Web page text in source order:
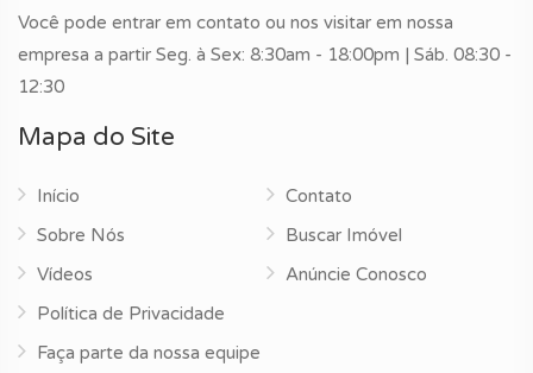
Você pode entrar em contato ou nos visitar em nossa
empresa a partir Seg. à Sex: 8:30am - 18:00pm | Sáb. 08:30 -
12:30
Mapa do Site
Início
Sobre Nós
Vídeos
Política de Privacidade
Faça parte da nossa equipe
Contato
Buscar Imóvel
Anúncie Conosco